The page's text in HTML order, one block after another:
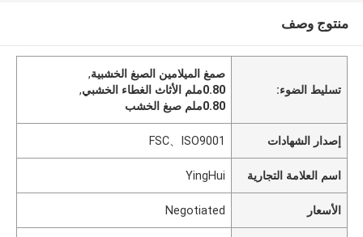
منتوج وصف
تسليط الضوء:
صمغ الميلامين الصبغ الخشبية,
0.80ملم الأثاث الغطاء الخشبي
,
0.80ملم صبغ الخشب
إصدار الشهادات FSC、ISO9001
اسم العلامة التجارية YingHui
الأسعار Negotiated